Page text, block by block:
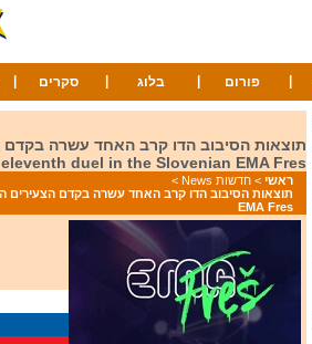
פורום בלוג סקרים
eleventh duel in the Slovenian EMA Fres
ראשי > חדשות News
>
EMA Fres